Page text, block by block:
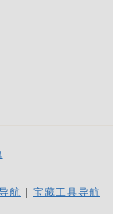
航 | 宝藏工具导航